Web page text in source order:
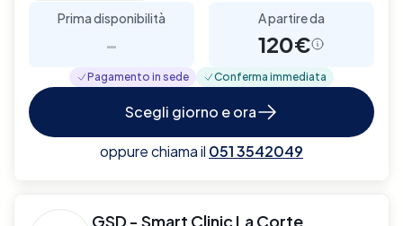
Prima disponibilità
-
A partire da
120€
Pagamento in sede Conferma immediata
Scegli giorno e ora
oppure chiama il 051 3542049
GSD - Smart Clinic La Corte